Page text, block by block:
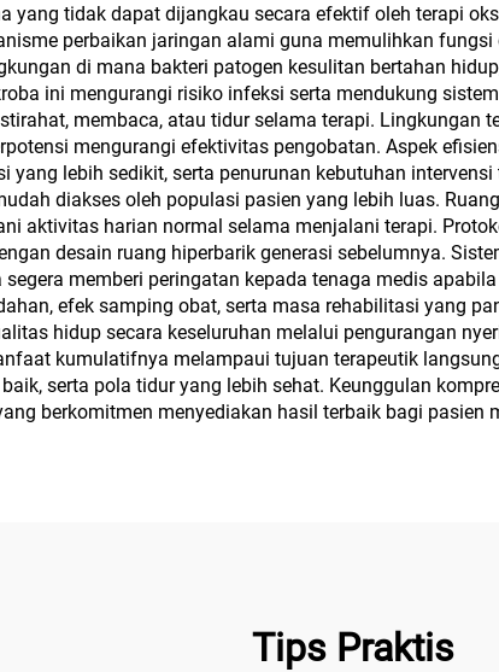
yang tidak dapat dijangkau secara efektif oleh terapi
perbaikan jaringan alami guna memulihkan
di mana bakteri patogen kesulitan bertahan
ini mengurangi risiko infeksi serta mendukung
membaca, atau tidur selama terapi.
mengurangi efektivitas pengobatan. Aspek
yang lebih sedikit, serta penurunan kebutuhan
diakses oleh populasi pasien yang lebih luas.
aktivitas harian normal selama menjalani terapi.
desain ruang hiperbarik generasi sebelumnya.
memberi peringatan kepada tenaga medis
efek samping obat, serta masa rehabilitasi yang
hidup secara keseluruhan melalui pengurangan
kumulatifnya melampaui tujuan terapeutik
serta pola tidur yang lebih sehat. Keunggulan
berkomitmen menyediakan hasil terbaik bagi pasien
Tips Praktis